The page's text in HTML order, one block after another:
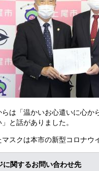
は「温かいお心遣いに心か
と話がありました。
スクは本市の新型コロナウ
に関するお問い合わせ先